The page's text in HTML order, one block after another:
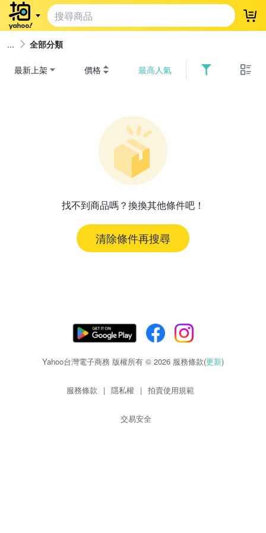
登
全部分類
最新上架 價格 最高人氣
找不到商品嗎？換換其他條件吧！
清除條件再搜尋
Yahoo台灣電子商務 版權所有 © 2026 服務條款(更新)
服務條款 | 隱私權 | 拍賣使用規範
交易安全